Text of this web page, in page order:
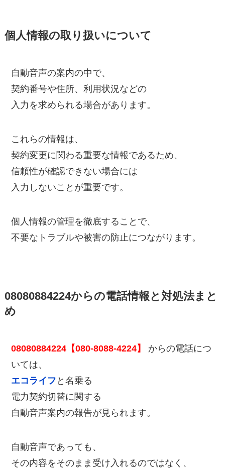
個人情報の取り扱いについて
自動音声の案内の中で、
契約番号や住所、利用状況などの
入力を求められる場合があります。
これらの情報は、
契約変更に関わる重要な情報であるため、
信頼性が確認できない場合には
入力しないことが重要です。
個人情報の管理を徹底することで、
不要なトラブルや被害の防止につながります。
08080884224からの電話情報と対処法まと
め
08080884224【080-8088-4224】
からの電話につ
いては、
エコライフ と名乗る
電力契約切替に関する
自動音声案内の報告が見られます。
自動音声であっても、
その内容をそのまま受け入れるのではなく、